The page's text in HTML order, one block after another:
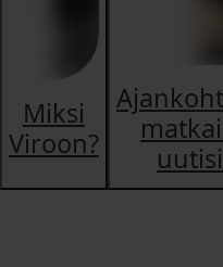
Miksi
Viroon?